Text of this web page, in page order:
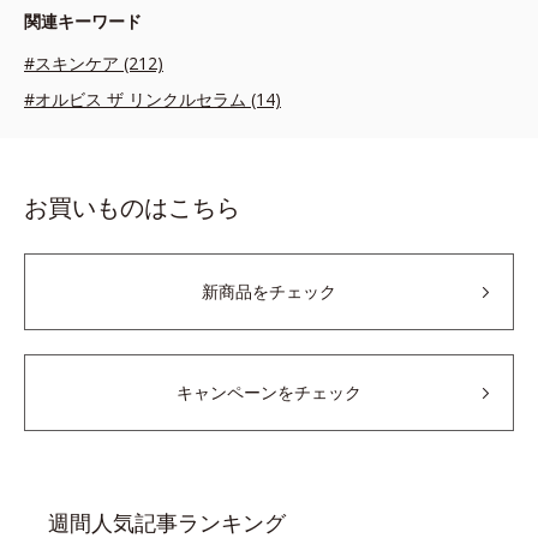
関連キーワード
#スキンケア (212)
#オルビス ザ リンクルセラム (14)
お買いものはこちら
新商品をチェック
キャンペーンをチェック
週間人気記事ランキング